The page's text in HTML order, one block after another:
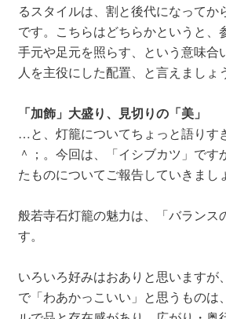
るスタイルは、割と後代になってか
です。こちらはどちらかというと、
手元や足元を照らす、という意味合
人を主役にした配置、と言えましょ
「加飾」大盛り、見切りの「美」
…と、灯籠についてちょっと語りす
＾；。今回は、「イシブカツ」です
たものについてご報告していきまし
般若寺石灯籠の魅力は、「バランス
す。
いろいろ好みはおありと思いますが
で「わあかっこいい」と思うものは